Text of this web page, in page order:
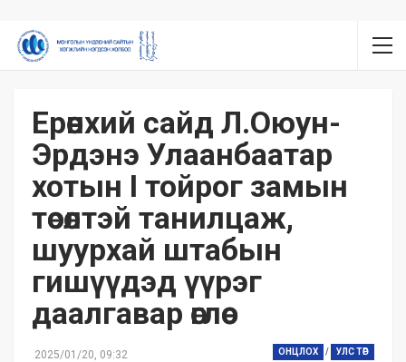
Ерөнхий сайд Л.Оюун-
Эрдэнэ Улаанбаатар
хотын I тойрог замын
төсөлтэй танилцаж,
шуурхай штабын
гишүүдэд үүрэг
даалгавар өглөө
ОНЦЛОХ / УЛС ТӨР
2025/01/20, 09:32